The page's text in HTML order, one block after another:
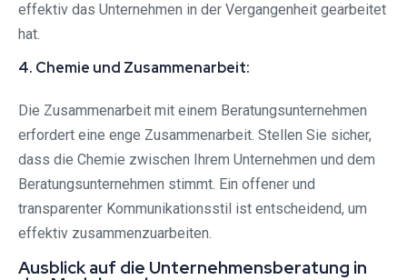
effektiv das Unternehmen in der Vergangenheit gearbeitet
hat.
4. Chemie und Zusammenarbeit:
Die Zusammenarbeit mit einem Beratungsunternehmen
erfordert eine enge Zusammenarbeit. Stellen Sie sicher,
dass die Chemie zwischen Ihrem Unternehmen und dem
Beratungsunternehmen stimmt. Ein offener und
transparenter Kommunikationsstil ist entscheidend, um
effektiv zusammenzuarbeiten.
Ausblick auf die Unternehmensberatung in